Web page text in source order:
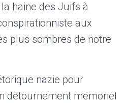
haine des Juifs à
aux
plus sombres de notre
nazie pour
détournement mémoriel